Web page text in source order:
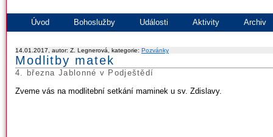
Úvod Bohoslužby Události Aktivity Archiv
14.01.2017, autor: Z. Legnerová, kategorie: Pozvánky
Modlitby matek
4. března Jablonné v Podještědí
Zveme vás na modlitební setkání maminek u sv. Zdislavy.